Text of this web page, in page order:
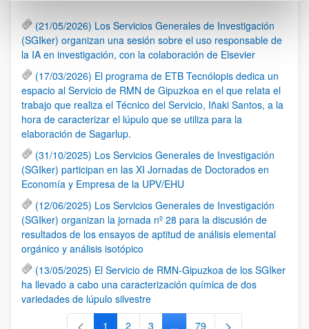
(21/05/2026) Los Servicios Generales de Investigación
(SGIker) organizan una sesión sobre el uso responsable de
la IA en investigación, con la colaboración de Elsevier
(17/03/2026) El programa de ETB Tecnólopis dedica un
espacio al Servicio de RMN de Gipuzkoa en el que relata el
trabajo que realiza el Técnico del Servicio, Iñaki Santos, a la
hora de caracterizar el lúpulo que se utiliza para la
elaboración de Sagarlup.
(31/10/2025) Los Servicios Generales de Investigación
(SGIker) participan en las XI Jornadas de Doctorados en
Economía y Empresa de la UPV/EHU
(12/06/2025) Los Servicios Generales de Investigación
(SGIker) organizan la jornada nº 28 para la discusión de
resultados de los ensayos de aptitud de análisis elemental
orgánico y análisis isotópico
(13/05/2025) El Servicio de RMN-Gipuzkoa de los SGIker
ha llevado a cabo una caracterización química de dos
variedades de lúpulo silvestre
1 2 3 ... 79